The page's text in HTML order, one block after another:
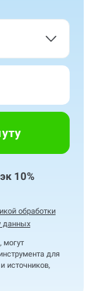
10%
обработки
данных
могут
для
источников,